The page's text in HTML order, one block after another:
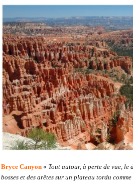
Bryce Canyon « Tout autour, à perte de vue, le
bosses et des arêtes sur un plateau tordu